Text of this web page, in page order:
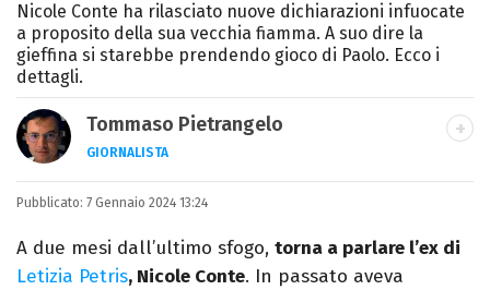
Nicole Conte ha rilasciato nuove dichiarazioni infuocate
a proposito della sua vecchia fiamma. A suo dire la
gieffina si starebbe prendendo gioco di Paolo. Ecco i
dettagli.
Tommaso Pietrangelo
GIORNALISTA
Autore, giornalista, cantautore. Laureato in
cinema, poesia e Shakespeare. Scrive
canzoni e ama i gatti.
Pubblicato: 7 Gennaio 2024 13:24
A due mesi dall’ultimo sfogo, torna a parlare l’ex di
Letizia Petris, Nicole Conte. In passato aveva